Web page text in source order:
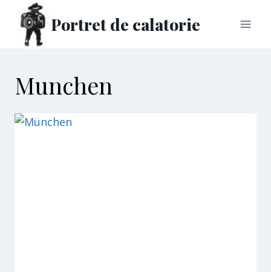
content
Portret de calatorie
Munchen